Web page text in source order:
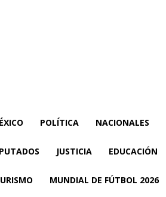
POLÍTICA NACIONALES
JUSTICIA EDUCACIÓN
MUNDIAL DE FÚTBOL 2026